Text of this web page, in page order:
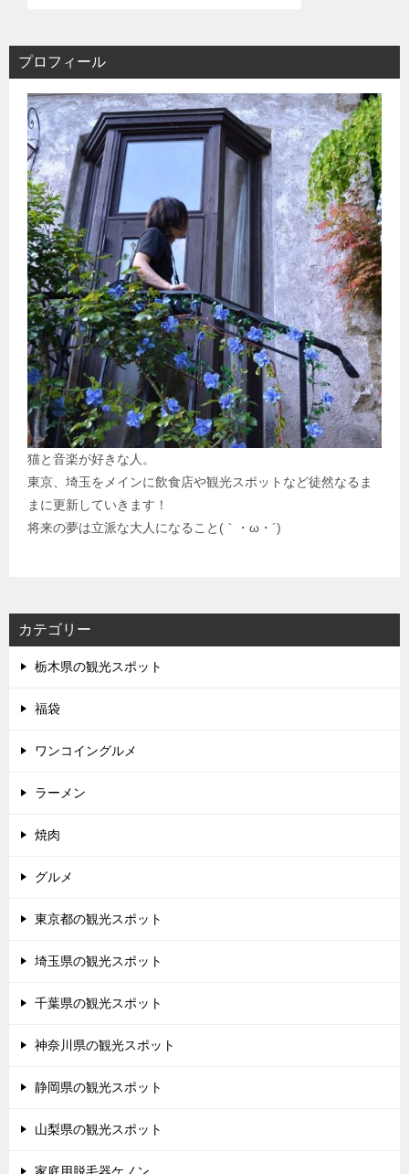
プロフィール
猫と音楽が好きな人。
東京、埼玉をメインに飲食店や観光スポットなど徒然なるま
まに更新していきます！
将来の夢は立派な大人になること(｀・ω・´)
カテゴリー
栃木県の観光スポット
福袋
ワンコイングルメ
ラーメン
焼肉
グルメ
東京都の観光スポット
埼玉県の観光スポット
千葉県の観光スポット
神奈川県の観光スポット
静岡県の観光スポット
山梨県の観光スポット